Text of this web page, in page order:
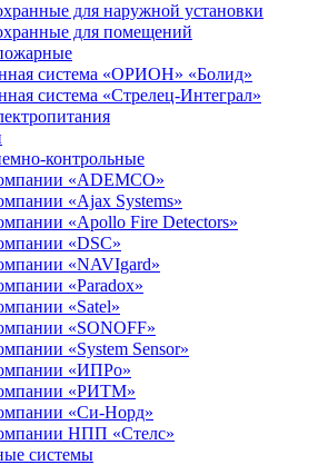
для наружной установки
для помещений
система «ОРИОН» «Болид»
система «Стрелец-Интеграл»
контрольные
«ADEMCO»
«Ajax Systems»
«Apollo Fire Detectors»
«DSC»
«NAVIgard»
«Paradox»
«Satel»
«SONOFF»
«System Sensor»
«ИПРо»
«РИТМ»
«Си-Норд»
НПП «Стелс»
системы